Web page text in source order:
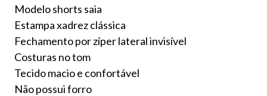
Modelo shorts saia
Estampa xadrez clássica
Fechamento por zíper lateral invisível
Costuras no tom
Tecido macio e confortável
Não possui forro